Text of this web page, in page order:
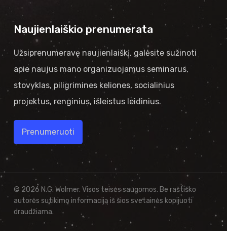
Naujienlaiškio prenumerata
Užsiprenumeravę naujienlaiškį, galėsite sužinoti
apie naujus mano organizuojamus seminarus,
stovyklas, piligrimines keliones, socialinius
projektus, renginius, išleistus leidinius.
Prenumeruoti
© 2026 N.G. Wolmer. Visos teisės saugomos. Be raštiško
autorės sutikimo informaciją iš šios svetainės kopijuoti
draudžiama.